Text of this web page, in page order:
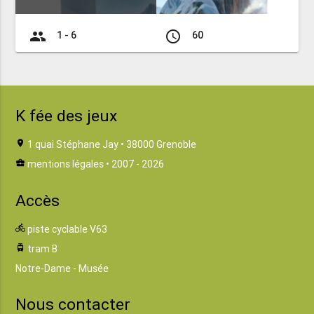
group 1 - 6 access_time 60
K fée des jeux
location_on 1 quai Stéphane Jay • 38000 Grenoble
business_center mentions légales • 2007 - 2026
Accès
directions_bike piste cyclable V63
tram tram B
Notre-Dame - Musée
Nous contacter